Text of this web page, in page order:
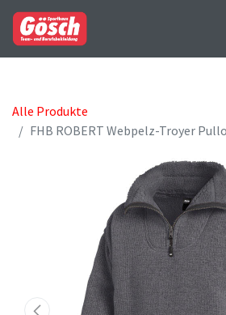
Alle Produkte
FHB ROBERT Webpelz-Troyer